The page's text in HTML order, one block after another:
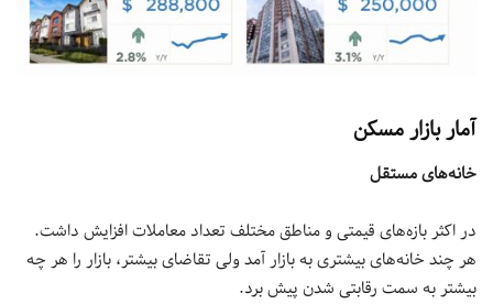
آمار بازار مسکن
خانه‌های مستقل
در اکثر بازه‌های قیمتی و مناطق مختلف تعداد معاملات افزایش داشت.
هر چند خانه‌های بیشتری به بازار آمد ولی تقاضای بیشتر، بازار را هر چه
بیشتر به سمت رقابتی شدن پیش برد.